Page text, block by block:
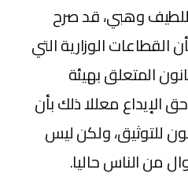
وهبي، قد صرح
الوزارية التي
المتعلق بهيئة
معللا ذلك بأن
للتوثيق، ولكن ليس
من الناس حاليا.